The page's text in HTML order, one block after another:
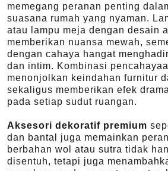
memegang peranan penting
suasana rumah yang nyaman.
atau lampu meja dengan desain
memberikan nuansa mewah,
dengan cahaya hangat
dan intim. Kombinasi
menonjolkan keindahan furnitur
sekaligus memberikan efek
pada setiap sudut ruangan.
Aksesori dekoratif premium
dan bantal juga memainkan
berbahan wol atau sutra tidak
disentuh, tetapi juga